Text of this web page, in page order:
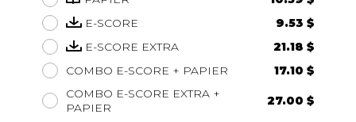
E-SCORE
9.53 $
E-SCORE EXTRA
21.18 $
COMBO E-SCORE + PAPIER
17.10 $
COMBO E-SCORE EXTRA +
PAPIER
27.00 $